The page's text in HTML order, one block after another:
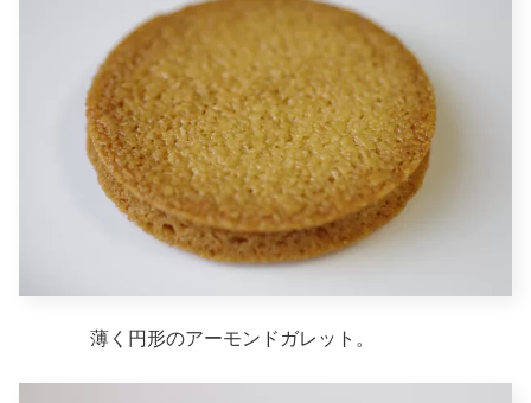
薄く円形のアーモンドガレット。